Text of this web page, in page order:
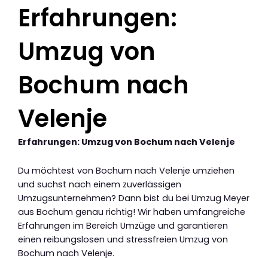
Erfahrungen:
Umzug von
Bochum nach
Velenje
Erfahrungen: Umzug von Bochum nach Velenje
Du möchtest von Bochum nach Velenje umziehen
und suchst nach einem zuverlässigen
Umzugsunternehmen? Dann bist du bei Umzug Meyer
aus Bochum genau richtig! Wir haben umfangreiche
Erfahrungen im Bereich Umzüge und garantieren
einen reibungslosen und stressfreien Umzug von
Bochum nach Velenje.